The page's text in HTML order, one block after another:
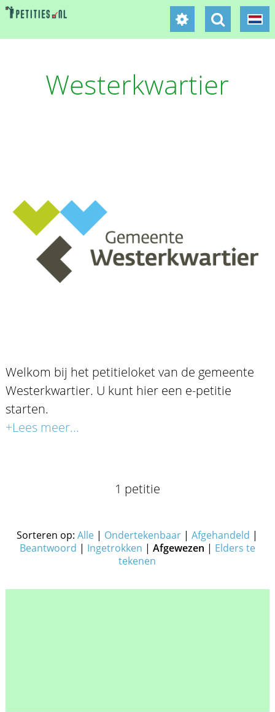
Westerkwartier
Welkom bij het petitieloket van de gemeente
Westerkwartier. U kunt hier een e-petitie
starten.
+Lees meer...
1 petitie
Sorteren op:Alle | Ondertekenbaar |Afgehandeld |
Beantwoord | Ingetrokken | Afgewezen | Elders te
tekenen